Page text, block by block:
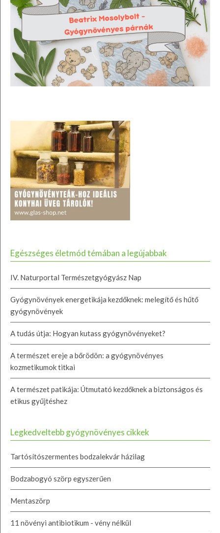
Egészséges életmód témában a legújabbak
IV. Naturportal Természetgyógyász Nap
Gyógynövények energetikája kezdőknek: melegítő és hűtő
gyógynövények
A tudás útja: Hogyan kutass gyógynövényeket?
A természet ereje a bőrödön: a gyógynövényes
kozmetikumok titkai
A természet patikája: Útmutató kezdőknek a biztonságos és
etikus gyűjtéshez
Legkedveltebb gyógynövényes cikkek
Tartósítószermentes bodzalekvár házilag
Bodzabogyó szörp egyszerűen
Mentaszörp
11 növényi antibiotikum - vény nélkül